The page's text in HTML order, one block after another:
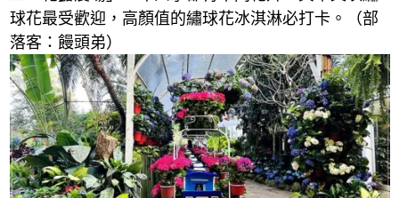
球花最受歡迎，高顏值的繡球花冰淇淋必打卡。（部
落客：饅頭弟）